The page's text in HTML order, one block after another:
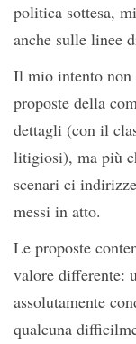
politica sottesa,
anche sulle linee
Il mio intento non
proposte della
dettagli (con il
litigiosi), ma più
scenari ci
messi in atto.
Le proposte
valore differente:
assolutamente
qualcuna